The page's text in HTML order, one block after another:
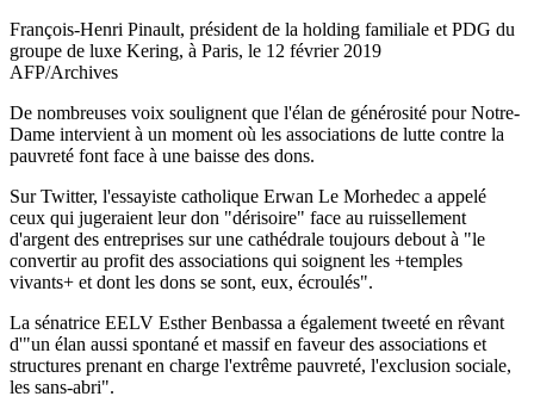
François-Henri Pinault, président de la holding familiale et PDG du
groupe de luxe Kering, à Paris, le 12 février 2019
AFP/Archives
De nombreuses voix soulignent que l'élan de générosité pour Notre-
Dame intervient à un moment où les associations de lutte contre la
pauvreté font face à une baisse des dons.
Sur Twitter, l'essayiste catholique Erwan Le Morhedec a appelé
ceux qui jugeraient leur don "dérisoire" face au ruissellement
d'argent des entreprises sur une cathédrale toujours debout à "le
convertir au profit des associations qui soignent les +temples
vivants+ et dont les dons se sont, eux, écroulés".
La sénatrice EELV Esther Benbassa a également tweeté en rêvant
d'"un élan aussi spontané et massif en faveur des associations et
structures prenant en charge l'extrême pauvreté, l'exclusion sociale,
les sans-abri".